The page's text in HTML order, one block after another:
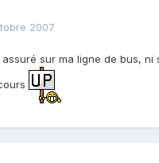
2007
sur ma ligne de bus, ni